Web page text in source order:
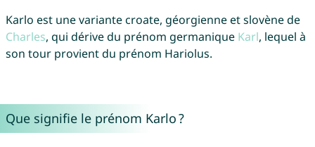
Karlo est une variante croate, géorgienne et slovène de
Charles, qui dérive du prénom germanique Karl, lequel à
son tour provient du prénom Hariolus.
Que signifie le prénom Karlo ?